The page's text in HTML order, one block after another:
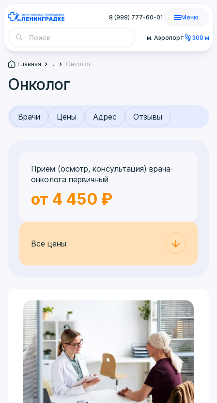
м. Аэропорт 300 м
8 (999) 777-60-01 Меню
Главная ... Онколог
Онколог
Врачи Цены Адрес Отзывы
Прием (осмотр, консультация) врача-
онколога первичный
от 4 450 ₽
Все цены